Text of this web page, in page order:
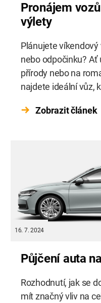
Pronájem
výlety
Plánujete
nebo odpočinku?
přírody nebo na
najdete ideální vůz,
Zobrazit článek
16. 7. 2024
Půjčení auta
Rozhodnutí, jak se
mít značný vliv na